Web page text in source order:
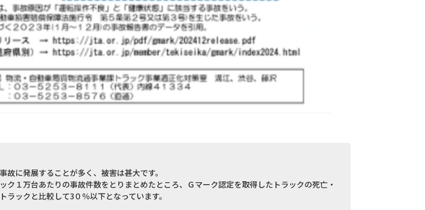
に発展することが多く、被害は甚大です。
ク１万台あたりの事故件数をとりまとめたところ、Ｇマーク認定を取得したトラックの死亡・
ックと比較して3０％以下となっています。